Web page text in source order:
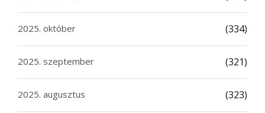
2025. október (334)
2025. szeptember (321)
2025. augusztus (323)